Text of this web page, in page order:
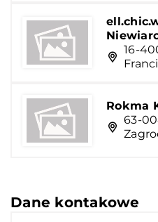
16-
Rokma
63-
Dane kontakowe